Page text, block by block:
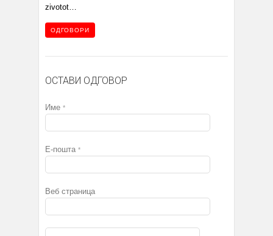
zivotot…
ОДГОВОРИ
ОСТАВИ ОДГОВОР
Име *
Е-пошта *
Веб страница